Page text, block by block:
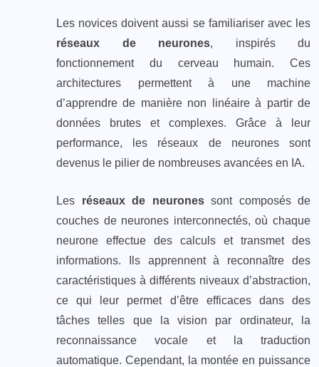
Les novices doivent aussi se familiariser avec les
réseaux de neurones, inspirés du
fonctionnement du cerveau humain. Ces
architectures permettent à une machine
d’apprendre de manière non linéaire à partir de
données brutes et complexes. Grâce à leur
performance, les réseaux de neurones sont
devenus le pilier de nombreuses avancées en IA.
Les réseaux de neuronessont composés de
couches de neurones interconnectés, où chaque
neurone effectue des calculs et transmet des
informations. Ils apprennent à reconnaître des
caractéristiques à différents niveaux d’abstraction,
ce qui leur permet d’être efficaces dans des
tâches telles que la vision par ordinateur, la
reconnaissance vocale et la traduction
automatique. Cependant, la montée en puissance